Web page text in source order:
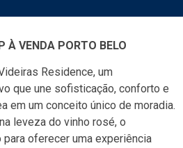
À VENDA PORTO BELO
Residence, um
que une sofisticação, conforto e
em um conceito único de moradia.
leveza do vinho rosé, o
oferecer uma experiência